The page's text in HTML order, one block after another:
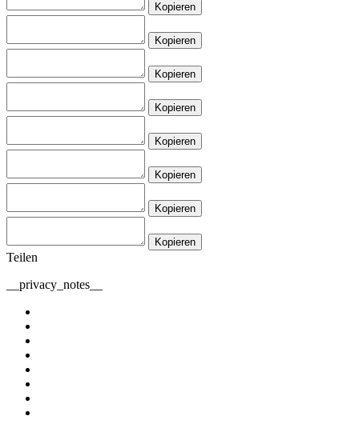
Kopieren
Kopieren
Kopieren
Kopieren
Kopieren
Kopieren
Kopieren
Kopieren
Teilen
__privacy_notes__